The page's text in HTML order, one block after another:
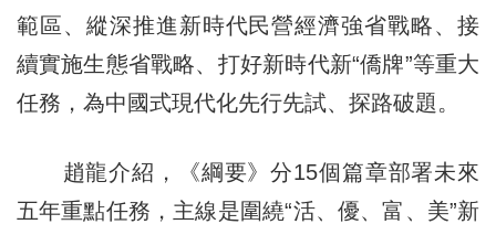
範區、縱深推進新時代民營經濟強省戰略、接
續實施生態省戰略、打好新時代新“僑牌”等重大
任務，為中國式現代化先行先試、探路破題。
趙龍介紹，《綱要》分15個篇章部署未來
五年重點任務，主線是圍繞“活、優、富、美”新